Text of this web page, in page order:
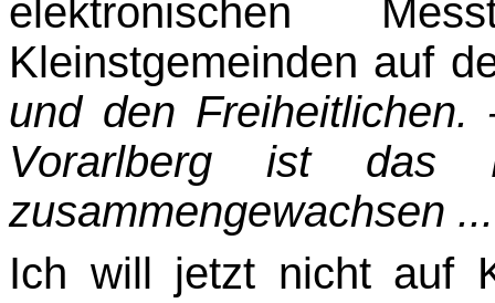
elektronischen
Kleinstgemeinden auf
und den
Vorarlberg ist das
zusammengewachsen
Ich will jetzt nicht auf